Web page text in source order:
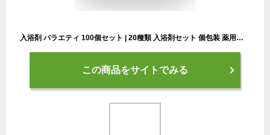
入浴剤 バラエティ 100個セット | 20種類 入浴剤セット 個包装 薬用入浴剤 バスソルト ソルト バスパウダー プレゼント ギフト プチギフト ノベルティ アメニティ バスグッズ 詰め合わせ 福袋 アソート 薬用 温泉 アロマ 香り 保湿 睡眠
この商品をサイトでみる